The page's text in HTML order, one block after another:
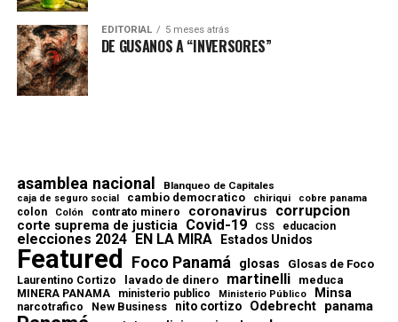
EDITORIAL 5 meses atrás
DE GUSANOS A “INVERSORES”
asamblea nacional Blanqueo de Capitales
caja de seguro social cambio democratico chiriqui cobre panama
colon Colón contrato minero coronavirus corrupcion
corte suprema de justicia Covid-19 CSS educacion
elecciones 2024 EN LA MIRA Estados Unidos
Featured Foco Panamá glosas Glosas de Foco
Laurentino Cortizo lavado de dinero martinelli meduca
MINERA PANAMA ministerio publico Ministerio Público Minsa
narcotrafico New Business nito cortizo Odebrecht panama